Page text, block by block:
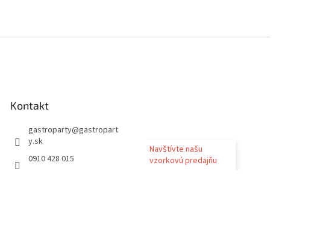
Kontakt
gastroparty@gastropart
y.sk
0910 428 015
Navštívte našu
vzorkovú predajňu